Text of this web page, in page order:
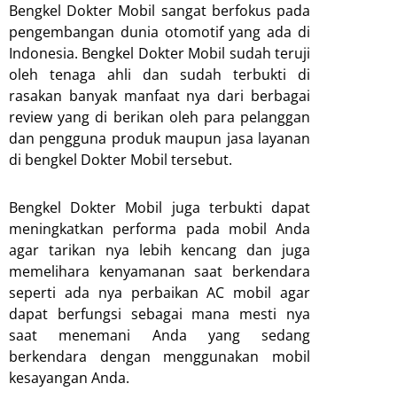
Bengkel Dokter Mobil sangat berfokus pada
pengembangan dunia otomotif yang ada di
Indonesia. Bengkel Dokter Mobil sudah teruji
oleh tenaga ahli dan sudah terbukti di
rasakan banyak manfaat nya dari berbagai
review yang di berikan oleh para pelanggan
dan pengguna produk maupun jasa layanan
di bengkel Dokter Mobil tersebut.
Bengkel Dokter Mobil juga terbukti dapat
meningkatkan performa pada mobil Anda
agar tarikan nya lebih kencang dan juga
memelihara kenyamanan saat berkendara
seperti ada nya perbaikan AC mobil agar
dapat berfungsi sebagai mana mesti nya
saat menemani Anda yang sedang
berkendara dengan menggunakan mobil
kesayangan Anda.